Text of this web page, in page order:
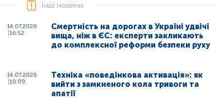
Інші новини
14.07.2026
16:52
Смертність на дорогах в Україні удвічі
вища, ніж в ЄС: експерти закликають
до комплексної реформи безпеки руху
14.07.2026
10:09
Техніка «поведінкова активація»: як
вийти з замкненого кола тривоги та
апатії